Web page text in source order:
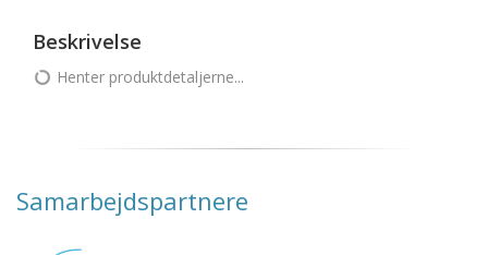
Beskrivelse
Henter produktdetaljerne...
Samarbejdspartnere